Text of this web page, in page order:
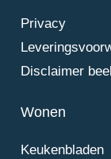
Privacy
Disclaimer
Wonen
Keukenbladen